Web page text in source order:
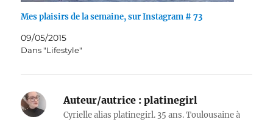
Mes plaisirs de la semaine, sur Instagram # 73
09/05/2015
Dans "Lifestyle"
Auteur/autrice : platinegirl
Cyrielle alias platinegirl. 35 ans. Toulousaine à